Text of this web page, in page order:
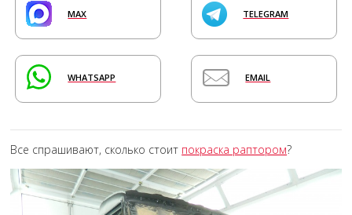
MAX TELEGRAM
WHATSAPP EMAIL
Все спрашивают, сколько стоит покраска раптором?